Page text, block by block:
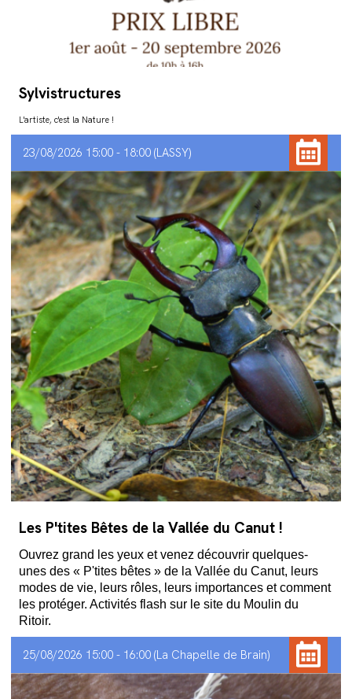
Sylvistructures
L'artiste, c'est la Nature !
23/08/2026 15:00 - 18:00 LASSY
Les P'tites Bêtes de la Vallée du Canut !
Ouvrez grand les yeux et venez découvrir quelques-
unes des « P'tites bêtes » de la Vallée du Canut, leurs
modes de vie, leurs rôles, leurs importances et comment
les protéger. Activités flash sur le site du Moulin du
Ritoir.
25/08/2026 15:00 - 16:00 La Chapelle de Brain